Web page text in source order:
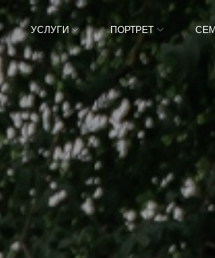
УСЛУГИ ПОРТРЕТ